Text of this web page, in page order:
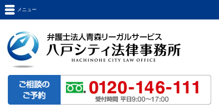
メニュー